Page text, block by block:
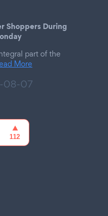
Shoppers During
part of the
More
08-07